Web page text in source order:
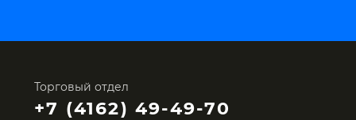
Торговый отдел
+7 (4162) 49-49-70